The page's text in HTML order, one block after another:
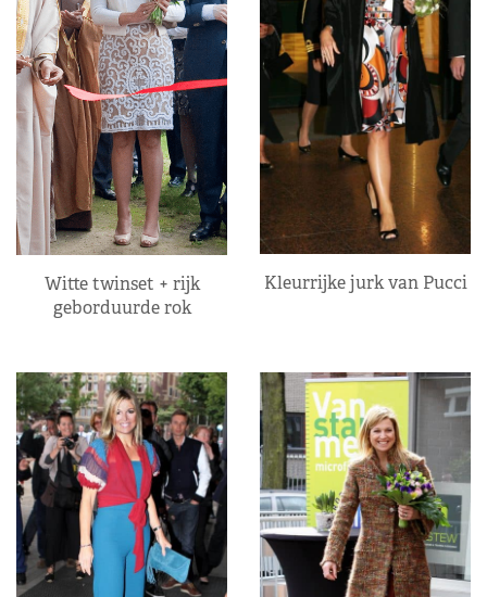
Witte twinset + rijk
geborduurde rok
Kleurrijke jurk van Pucci